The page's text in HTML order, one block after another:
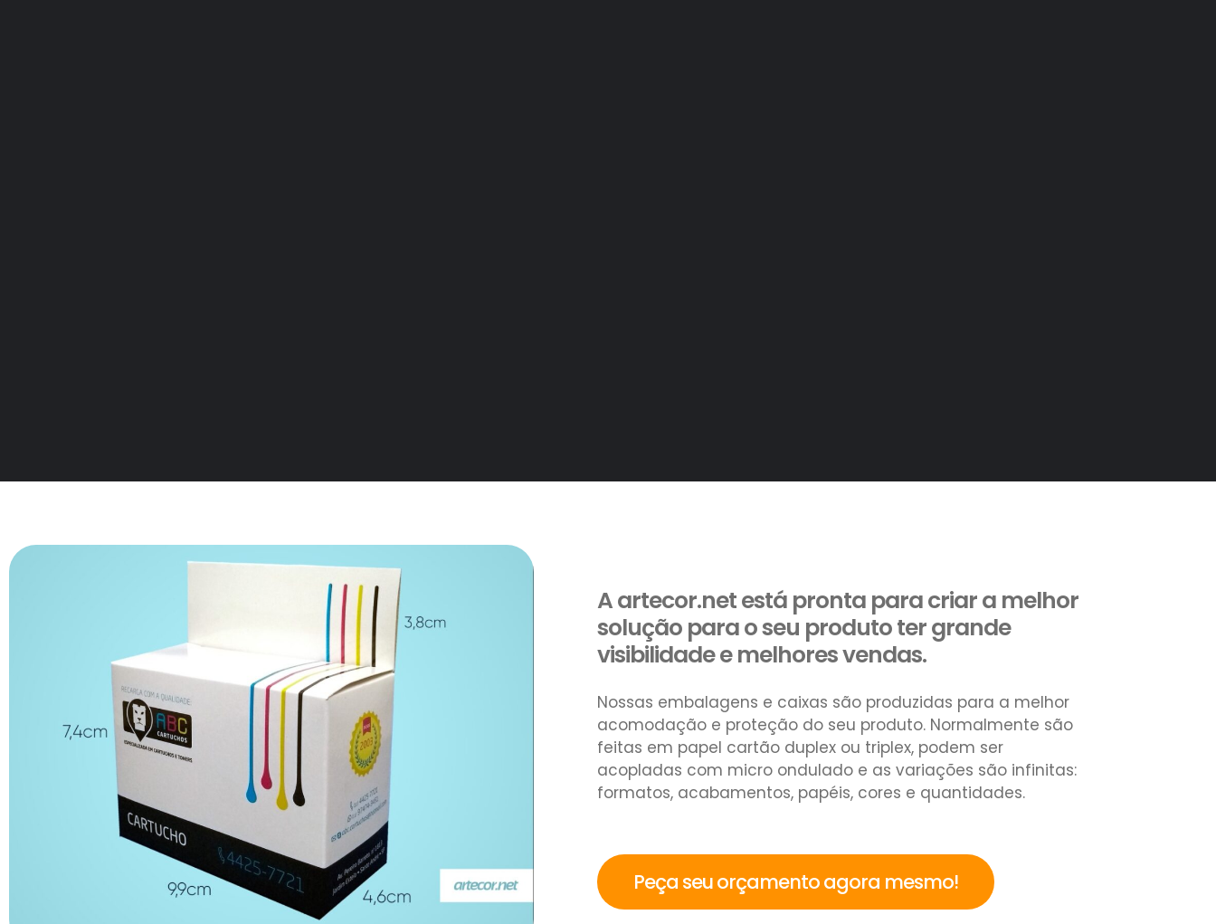
A artecor.net está pronta para criar a melhor
solução para o seu produto ter grande
visibilidade e melhores vendas.
Nossas embalagens e caixas são produzidas para a melhor
acomodação e proteção do seu produto. Normalmente são
feitas em papel cartão duplex ou triplex, podem ser
acopladas com micro ondulado e as variações são infinitas:
formatos, acabamentos, papéis, cores e quantidades.
Peça seu orçamento agora mesmo!